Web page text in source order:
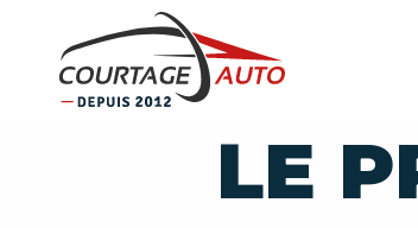
LE